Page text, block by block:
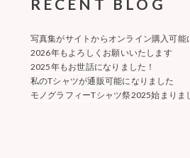
RECENT BLOG
写真集がサイトからオンライン購入可能
2026年もよろしくお願いいたします
2025年もお世話になりました！
私のTシャツが通販可能になりました
モノグラフィーTシャツ祭2025始まりま